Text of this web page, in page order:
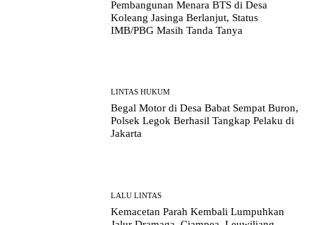
Pembangunan Menara BTS di Desa
Koleang Jasinga Berlanjut, Status
IMB/PBG Masih Tanda Tanya
LINTAS HUKUM
Begal Motor di Desa Babat Sempat Buron,
Polsek Legok Berhasil Tangkap Pelaku di
Jakarta
LALU LINTAS
Kemacetan Parah Kembali Lumpuhkan